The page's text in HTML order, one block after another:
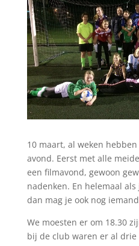
10 maart, al weken
avond. Eerst met alle
een filmavond, gewoon
nadenken. En helemaal
dan mag je ook nog
We moesten er om 18.30
bij de club waren er al